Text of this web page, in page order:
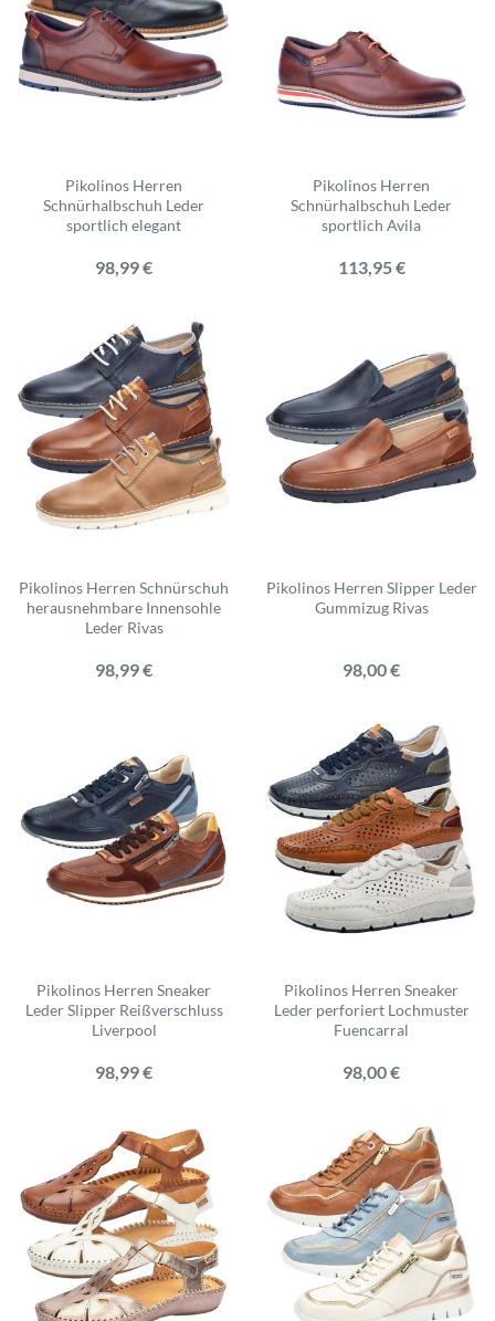
Pikolinos Herren
Schnürhalbschuh Leder
sportlich elegant
98,99 €
Pikolinos Herren
Schnürhalbschuh Leder
sportlich Avila
113,95 €
Pikolinos Herren Schnürschuh
herausnehmbare Innensohle
Leder Rivas
98,99 €
Pikolinos Herren Slipper Leder
Gummizug Rivas
98,00 €
Pikolinos Herren Sneaker
Leder Slipper Reißverschluss
Liverpool
98,99 €
Pikolinos Herren Sneaker
Leder perforiert Lochmuster
Fuencarral
98,00 €